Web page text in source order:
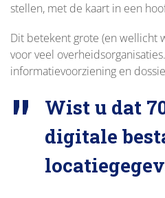
stellen, met de kaart in een
Dit betekent grote (en wellicht
voor veel
informatievoorziening en
Wist u dat
digitale